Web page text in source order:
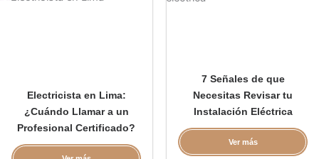
7 Señales de que
Necesitas Revisar tu
Instalación Eléctrica
Ver más
Electricista en Lima:
¿Cuándo Llamar a un
Profesional Certificado?